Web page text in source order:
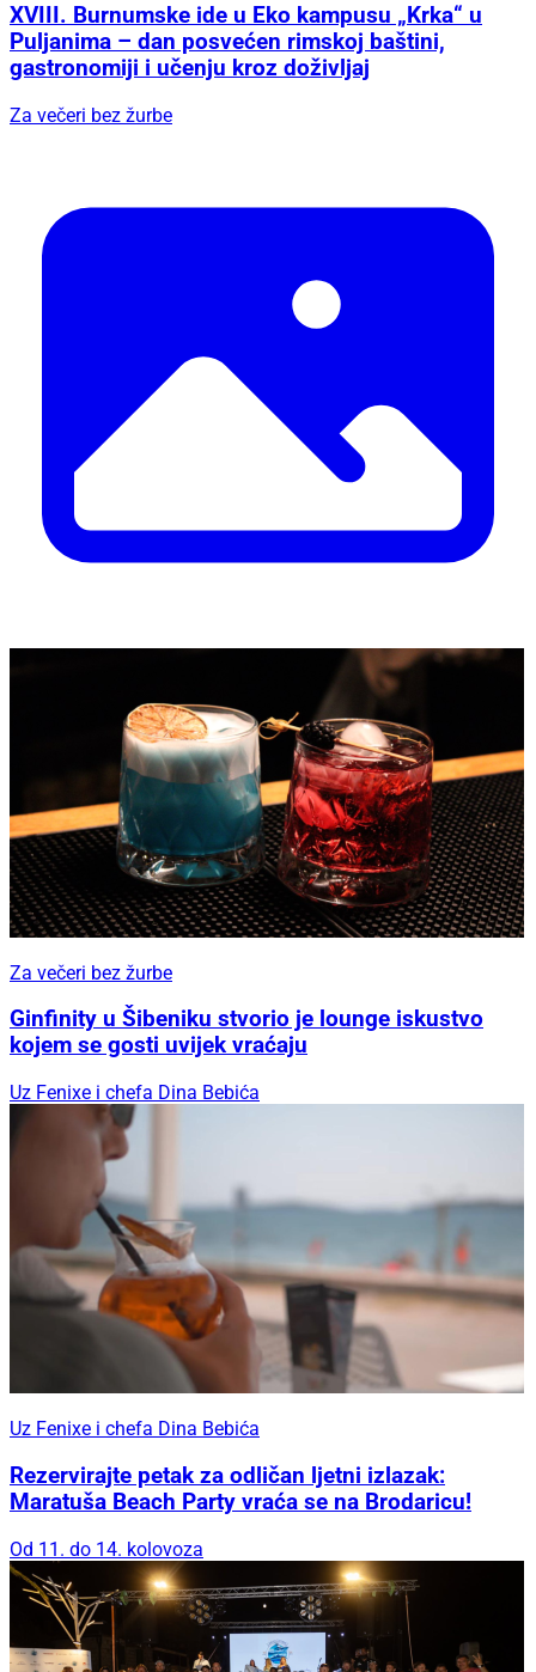
XVIII. Burnumske ide u Eko kampusu „Krka“ u
Puljanima – dan posvećen rimskoj baštini,
gastronomiji i učenju kroz doživljaj
Za večeri bez žurbe
Za večeri bez žurbe
Ginfinity u Šibeniku stvorio je lounge iskustvo
kojem se gosti uvijek vraćaju
Uz Fenixe i chefa Dina Bebića
Uz Fenixe i chefa Dina Bebića
Rezervirajte petak za odličan ljetni izlazak:
Maratuša Beach Party vraća se na Brodaricu!
Od 11. do 14. kolovoza